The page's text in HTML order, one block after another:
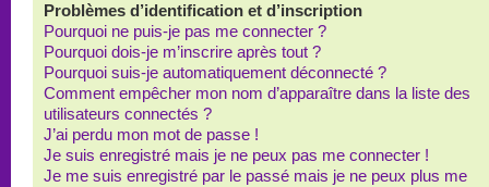
Problèmes d’identification et d’inscription
Pourquoi ne puis-je pas me connecter ?
Pourquoi dois-je m’inscrire après tout ?
Pourquoi suis-je automatiquement déconnecté ?
Comment empêcher mon nom d’apparaître dans la liste des
utilisateurs connectés ?
J’ai perdu mon mot de passe !
Je suis enregistré mais je ne peux pas me connecter !
Je me suis enregistré par le passé mais je ne peux plus me